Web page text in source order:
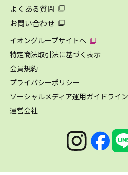
よくある質問
お問い合わせ
イオングループサイトへ
特定商法取引法に基づく表示
会員規約
プライバシーポリシー
ソーシャルメディア運用ガイドライン
運営会社